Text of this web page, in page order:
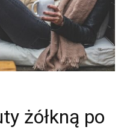
żółkną po